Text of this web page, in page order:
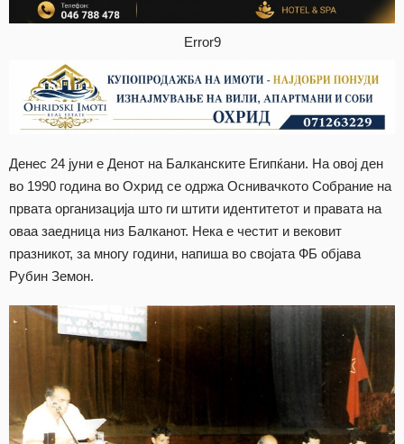
Error9
Денес 24 јуни е Денот на Балканските Египќани. На овој ден
во 1990 година во Охрид се одржа Оснивачкото Собрание на
првата организација што ги штити идентитетот и правата на
оваа заедница низ Балканот. Нека е честит и вековит
празникот, за многу години, напиша во својата ФБ објава
Рубин Земон.